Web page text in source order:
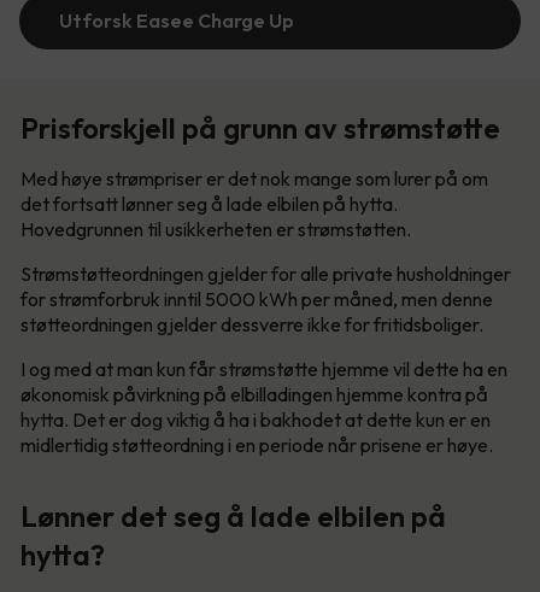
Utforsk Easee Charge Up
Prisforskjell på grunn av strømstøtte
Med høye strømpriser er det nok mange som lurer på om
det fortsatt lønner seg å lade elbilen på hytta.
Hovedgrunnen til usikkerheten er strømstøtten.
Strømstøtteordningen gjelder for alle private husholdninger
for strømforbruk inntil 5000 kWh per måned, men denne
støtteordningen gjelder dessverre ikke for fritidsboliger.
I og med at man kun får strømstøtte hjemme vil dette ha en
økonomisk påvirkning på elbilladingen hjemme kontra på
hytta. Det er dog viktig å ha i bakhodet at dette kun er en
midlertidig støtteordning i en periode når prisene er høye.
Lønner det seg å lade elbilen på
hytta?